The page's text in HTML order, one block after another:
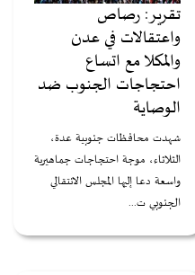
تقرير: رصاص
واعتقالات في عدن
والمكلا مع اتساع
احتجاجات الجنوب ضد
الوصاية
شهدت محافظات جنوبية عدة،
الثلاثاء، موجة احتجاجات جماهيرية
واسعة دعا إليها المجلس الانتقالي
الجنوبي ت...